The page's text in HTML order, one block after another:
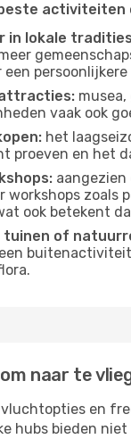
in lokale
vaak ook
het
proeven en het
workshops zoals
ook betekent
tuinen of
naar te
vluchtopties en
hubs bieden